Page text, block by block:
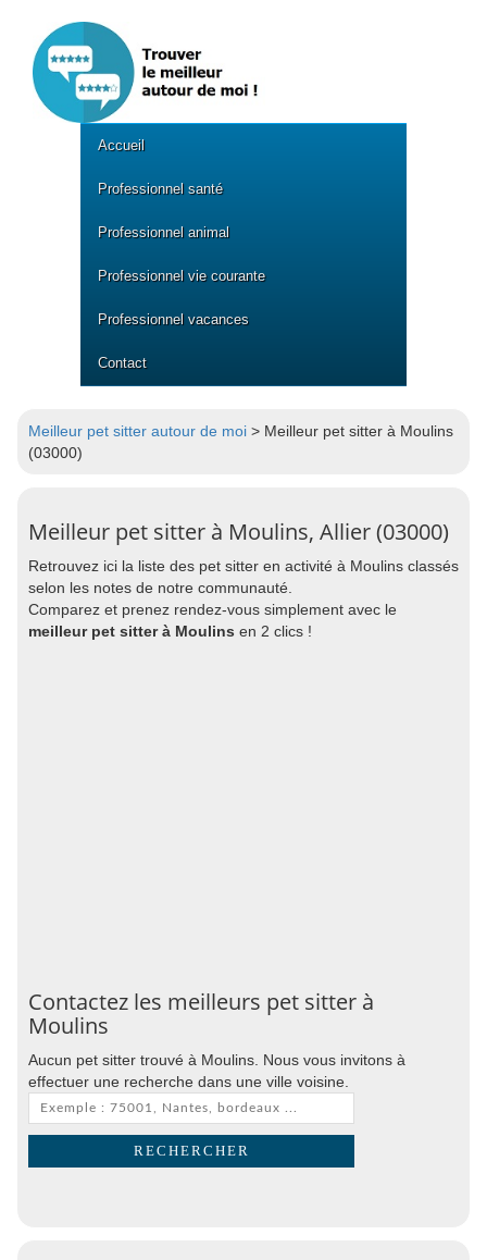
Accueil
Professionnel santé
Professionnel animal
Professionnel vie courante
Professionnel vacances
Contact
Meilleur pet sitter autour de moi > Meilleur pet sitter à Moulins
(03000)
Meilleur pet sitter à Moulins, Allier (03000)
Retrouvez ici la liste des pet sitter en activité à Moulins classés
selon les notes de notre communauté.
Comparez et prenez rendez-vous simplement avec le
meilleur pet sitter à Moulins en 2 clics !
Contactez les meilleurs pet sitter à
Moulins
Aucun pet sitter trouvé à Moulins. Nous vous invitons à
effectuer une recherche dans une ville voisine.